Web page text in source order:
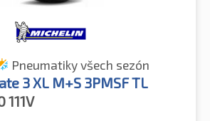
Pneumatiky všech sezón
3 XL M+S 3PMSF TL
111V